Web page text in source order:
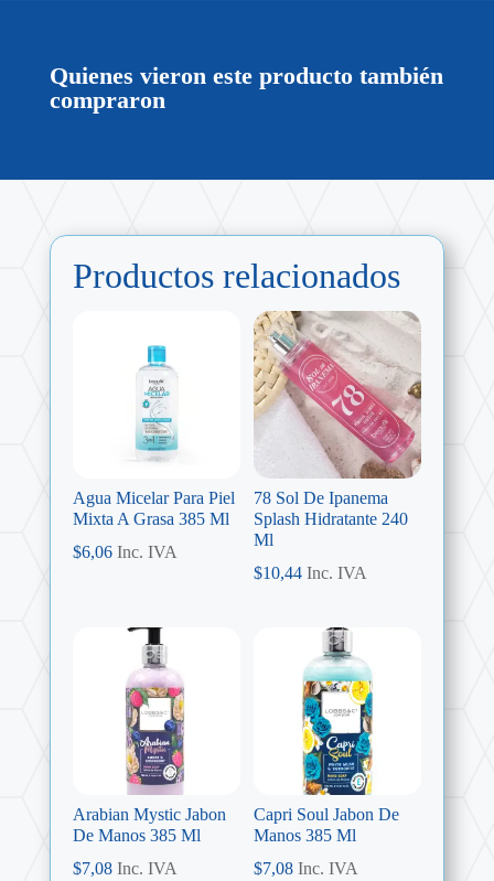
Quienes vieron este producto también
compraron
Productos relacionados
Agua Micelar Para Piel
Mixta A Grasa 385 Ml
$6,06 Inc. IVA
78 Sol De Ipanema
Splash Hidratante 240
Ml
$10,44 Inc. IVA
Arabian Mystic Jabon
De Manos 385 Ml
$7,08 Inc. IVA
Capri Soul Jabon De
Manos 385 Ml
$7,08 Inc. IVA